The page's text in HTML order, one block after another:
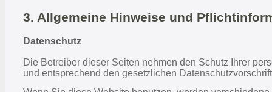
3. Allgemeine Hinweise und
Datenschutz
Die Betreiber dieser Seiten nehmen den Schutz Ihrer
und entsprechend den gesetzlichen